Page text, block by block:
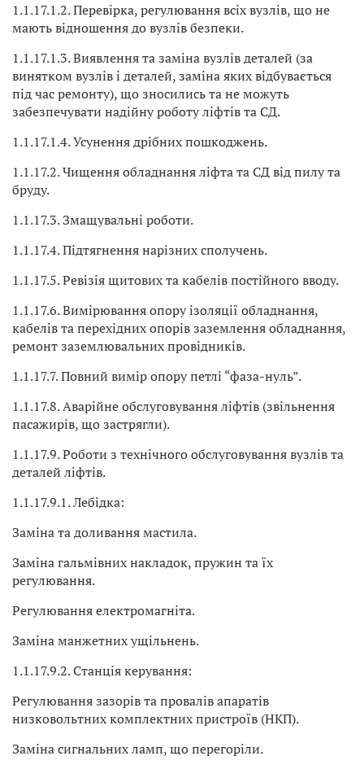
1.1.17.1.2. Перевірка, регулювання всіх вузлів, що не
мають відношення до вузлів безпеки.
1.1.17.1.3. Виявлення та заміна вузлів деталей (за
винятком вузлів і деталей, заміна яких відбувається
під час ремонту), що зносились та не можуть
забезпечувати надійну роботу ліфтів та СД.
1.1.17.1.4. Усунення дрібних пошкоджень.
1.1.17.2. Чищення обладнання ліфта та СД від пилу та
бруду.
1.1.17.3. Змащувальні роботи.
1.1.17.4. Підтягнення нарізних сполучень.
1.1.17.5. Ревізія щитових та кабелів постійного вводу.
1.1.17.6. Вимірювання опору ізоляції обладнання,
кабелів та перехідних опорів заземлення обладнання,
ремонт заземлювальних провідників.
1.1.17.7. Повний вимір опору петлі “фаза-нуль”.
1.1.17.8. Аварійне обслуговування ліфтів (звільнення
пасажирів, що застрягли).
1.1.17.9. Роботи з технічного обслуговування вузлів та
деталей ліфтів.
1.1.17.9.1. Лебідка:
Заміна та доливання мастила.
Заміна гальмівних накладок, пружин та їх
регулювання.
Регулювання електромагніта.
Заміна манжетних ущільнень.
1.1.17.9.2. Станція керування:
Регулювання зазорів та провалів апаратів
низковольтних комплектних пристроїв (НКП).
Заміна сигнальних ламп, що перегоріли.